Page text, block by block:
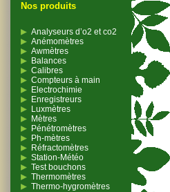
Nos produits
Analyseurs d’o2 et co2
Anémomètres
Awmètres
Balances
Calibres
Compteurs à main
Electrochimie
Enregistreurs
Luxmètres
Mètres
Pénétromètres
Ph-mètres
Réfractomètres
Station-Météo
Test bouchons
Thermomètres
Thermo-hygromètres